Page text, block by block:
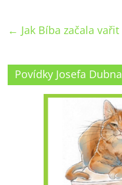
← Jak Bíba začala vařit
Povídky Josefa Dubna